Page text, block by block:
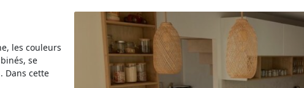
les couleurs
se
Dans cette